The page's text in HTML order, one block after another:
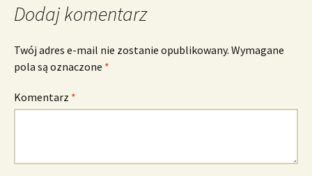
Dodaj komentarz
Twój adres e-mail nie zostanie opublikowany. Wymagane
pola są oznaczone *
Komentarz *